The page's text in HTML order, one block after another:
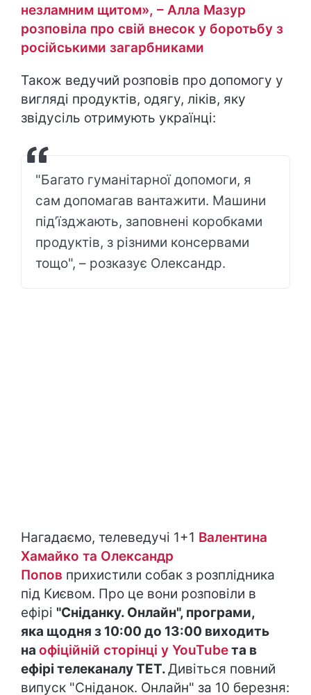
незламним щитом», – Алла Мазур
розповіла про свій внесок у боротьбу з
російськими загарбниками
Також ведучий розповів про допомогу у
вигляді продуктів, одягу, ліків, яку
звідусіль отримують українці:
"Багато гуманітарної допомоги, я
сам допомагав вантажити. Машини
під’їзджають, заповнені коробками
продуктів, з різними консервами
тощо", – розказує Олександр.
Нагадаємо, телеведучі 1+1 Валентина
Хамайко та Олександр
Попов прихистили собак з розплідника
під Києвом. Про це вони розповіли в
ефірі "Сніданку. Онлайн", програми,
яка щодня з 10:00 до 13:00 виходить
на офіційній сторінці у YouTubeта в
ефірі телеканалу ТЕТ.Дивіться повний
випуск "Сніданок. Онлайн" за 10 березня: